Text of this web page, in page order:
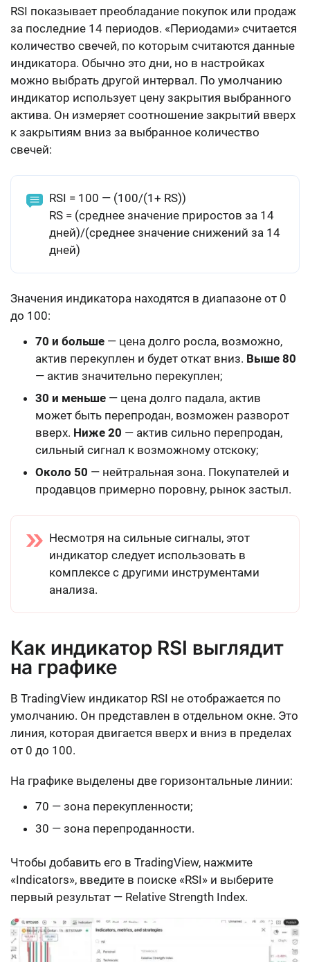
RSI показывает преобладание покупок или продаж
за последние 14 периодов. «Периодами» считается
количество свечей, по которым считаются данные
индикатора. Обычно это дни, но в настройках
можно выбрать другой интервал. По умолчанию
индикатор использует цену закрытия выбранного
актива. Он измеряет соотношение закрытий вверх
к закрытиям вниз за выбранное количество
свечей:
RSI = 100 — (100/(1+ RS))
RS = (среднее значение приростов за 14
дней)/(среднее значение снижений за 14
дней)
Значения индикатора находятся в диапазоне от 0
до 100:
70 и больше — цена долго росла, возможно,
актив перекуплен и будет откат вниз. Выше 80
— актив значительно перекуплен;
30 и меньше — цена долго падала, актив
может быть перепродан, возможен разворот
вверх. Ниже 20 — актив сильно перепродан,
сильный сигнал к возможному отскоку;
Около 50 — нейтральная зона. Покупателей и
продавцов примерно поровну, рынок застыл.
Несмотря на сильные сигналы, этот
индикатор следует использовать в
комплексе с другими инструментами
анализа.
Как индикатор RSI выглядит
на графике
В TradingView индикатор RSI не отображается по
умолчанию. Он представлен в отдельном окне. Это
линия, которая двигается вверх и вниз в пределах
от 0 до 100.
На графике выделены две горизонтальные линии:
70 — зона перекупленности;
30 — зона перепроданности.
Чтобы добавить его в TradingView, нажмите
«Indicators», введите в поиске «RSI» и выберите
первый результат — Relative Strength Index.